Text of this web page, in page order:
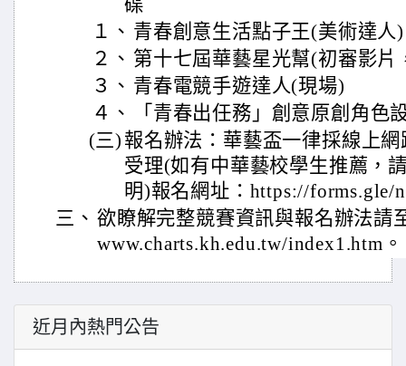
碟
１、 青春創意生活點子王(美術達人)
２、 第十七屆華藝星光幫(初審影片
３、 青春電競手遊達人(現場)
４、
「青春出任務」創意原創角色
(三) 報名辦法：華藝盃一律採線上
受理(如有中華藝校學生推薦，
明)報名網址：https://forms.gle/
三、 欲瞭解完整競賽資訊與報名辦法請
www.charts.kh.edu.tw/index1.htm。
近月內熱門公告